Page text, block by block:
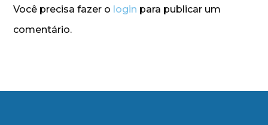
Você precisa fazer o login para publicar um
comentário.